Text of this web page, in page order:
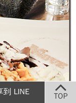
到 LINE TOP